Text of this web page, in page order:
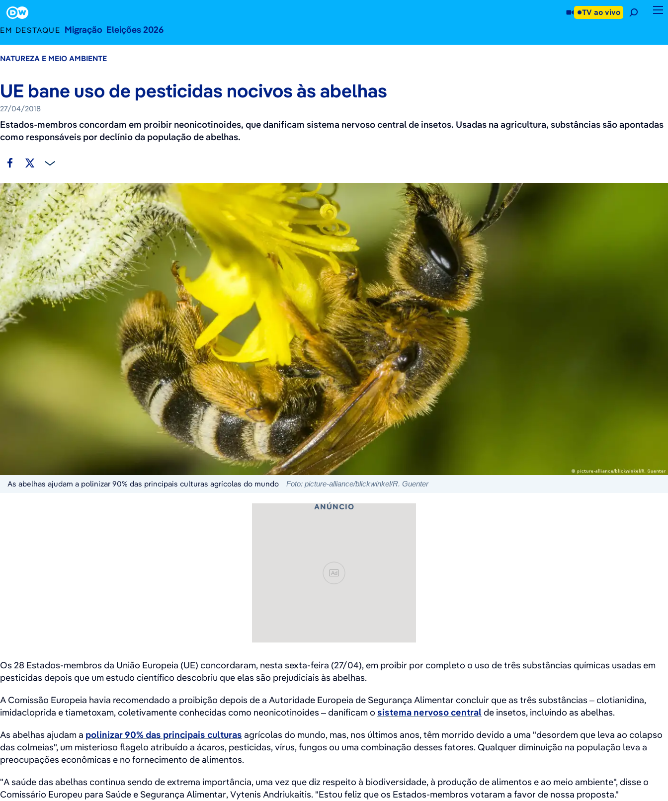
EM DESTAQUE Migração Eleições 2026
TV ao vivo
NATUREZA E MEIO AMBIENTE
UE bane uso de pesticidas nocivos às abelhas
27/04/2018
Estados-membros concordam em proibir neonicotinoides, que danificam sistema nervoso central de insetos. Usadas na agricultura, substâncias são apontadas
como responsáveis por declínio da população de abelhas.
As abelhas ajudam a polinizar 90% das principais culturas agrícolas do mundo Foto: picture-alliance/blickwinkel/R. Guenter
ANÚNCIO
Ad
Os 28 Estados-membros da União Europeia (UE) concordaram, nesta sexta-feira (27/04), em proibir por completo o uso de três substâncias químicas usadas em
pesticidas depois que um estudo científico descobriu que elas são prejudiciais às abelhas.
A Comissão Europeia havia recomendado a proibição depois de a Autoridade Europeia de Segurança Alimentar concluir que as três substâncias – clotianidina,
imidacloprida e tiametoxam, coletivamente conhecidas como neonicotinoides – danificam o sistema nervoso central de insetos, incluindo as abelhas.
As abelhas ajudam a polinizar 90% das principais culturas agrícolas do mundo, mas, nos últimos anos, têm morrido devido a uma "desordem que leva ao colapso
das colmeias", um misterioso flagelo atribuído a ácaros, pesticidas, vírus, fungos ou uma combinação desses fatores. Qualquer diminuição na população leva a
preocupações econômicas e no fornecimento de alimentos.
"A saúde das abelhas continua sendo de extrema importância, uma vez que diz respeito à biodiversidade, à produção de alimentos e ao meio ambiente", disse o
Comissário Europeu para Saúde e Segurança Alimentar, Vytenis Andriukaitis. "Estou feliz que os Estados-membros votaram a favor de nossa proposta."
Footer